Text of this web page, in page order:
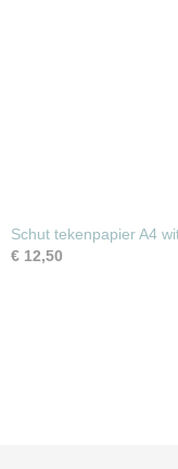
Schut tekenpapier A4
€ 12,50